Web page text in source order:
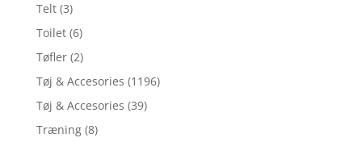
Telt (3)
Toilet (6)
Tøfler (2)
Tøj & Accesories (1196)
Tøj & Accesories (39)
Træning (8)